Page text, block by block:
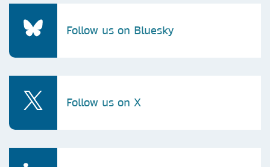
Follow us on Bluesky
Follow us on X